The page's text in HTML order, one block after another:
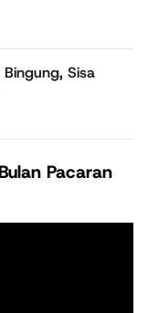
Bingung, Sisa
Pacaran